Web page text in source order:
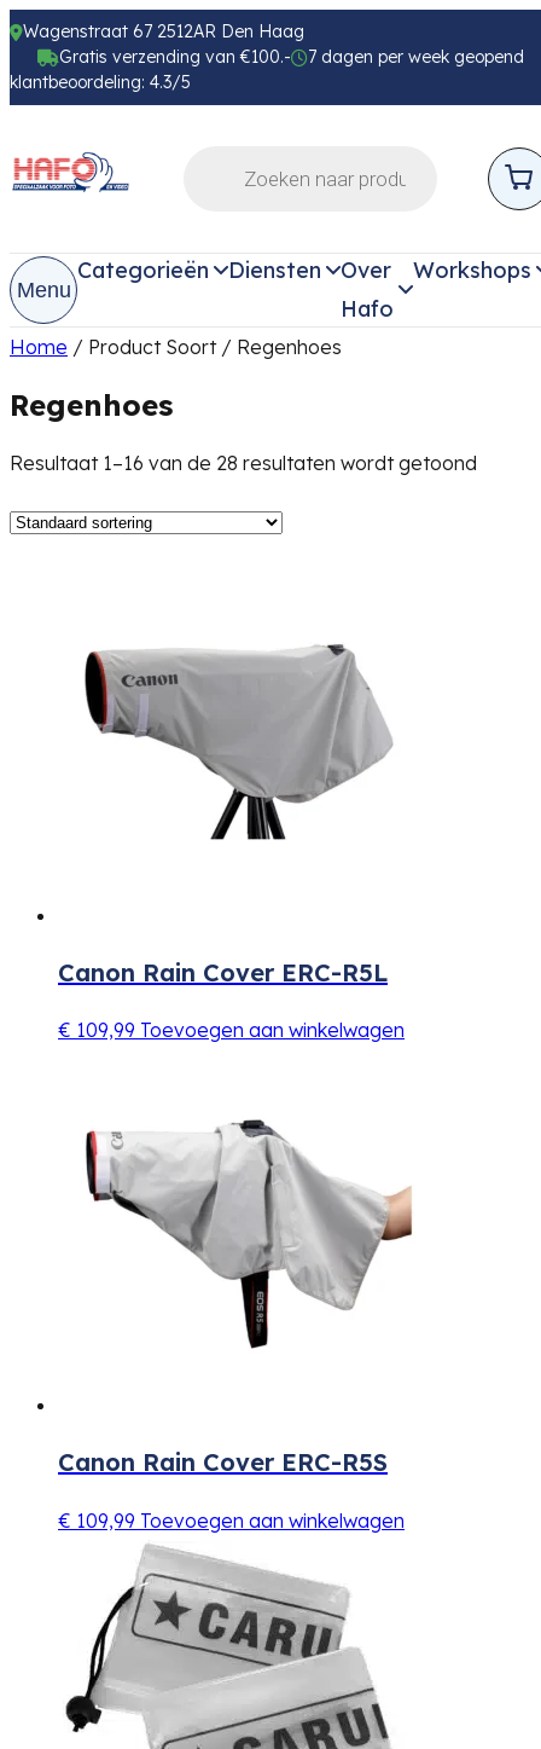
Wagenstraat 67 2512AR Den Haag
Gratis verzending van €100.-
7 dagen per week geopend
klantbeoordeling: 4.3/5
Menu
Categorieën Diensten
Over
Hafo
Workshops
Home / Product Soort / Regenhoes
Regenhoes
Resultaat 1–16 van de 28 resultaten wordt getoond
Canon Rain Cover ERC-R5L
€ 109,99 Toevoegen aan winkelwagen
Canon Rain Cover ERC-R5S
€ 109,99 Toevoegen aan winkelwagen